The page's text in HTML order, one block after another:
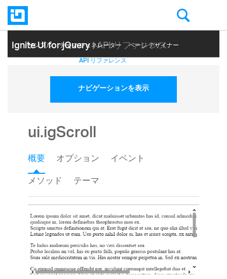
Ignite UI for jQuery| API リファレンス
サンプル テーマ ジェネレーター ページ デザイナー
ヘルプ トピック API リファレンス
ナビゲーションを表示
ui.igScroll
概要 オプション
イベント
メソッド
テーマ